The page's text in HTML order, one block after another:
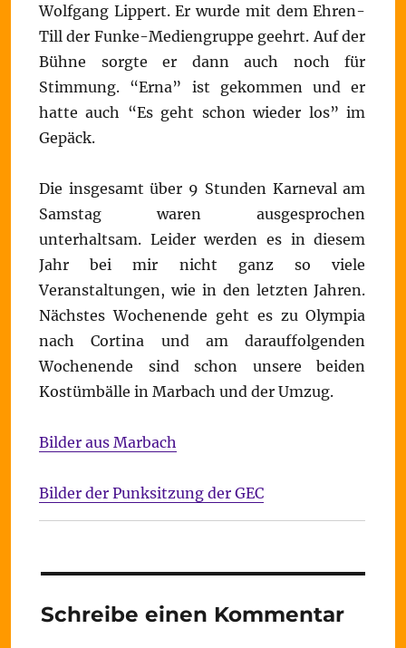
Wolfgang Lippert. Er wurde mit dem Ehren-
Till der Funke-Mediengruppe geehrt. Auf der
Bühne sorgte er dann auch noch für
Stimmung. “Erna” ist gekommen und er
hatte auch “Es geht schon wieder los” im
Gepäck.
Die insgesamt über 9 Stunden Karneval am
Samstag waren ausgesprochen
unterhaltsam. Leider werden es in diesem
Jahr bei mir nicht ganz so viele
Veranstaltungen, wie in den letzten Jahren.
Nächstes Wochenende geht es zu Olympia
nach Cortina und am darauffolgenden
Wochenende sind schon unsere beiden
Kostümbälle in Marbach und der Umzug.
Bilder aus Marbach
Bilder der Punksitzung der GEC
Schreibe einen Kommentar